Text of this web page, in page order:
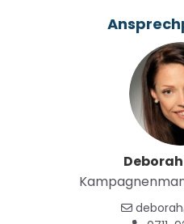
- Till Küken ,
Das betreute
junge
Menschen ist ein
fördert und
Handlungsalternativen